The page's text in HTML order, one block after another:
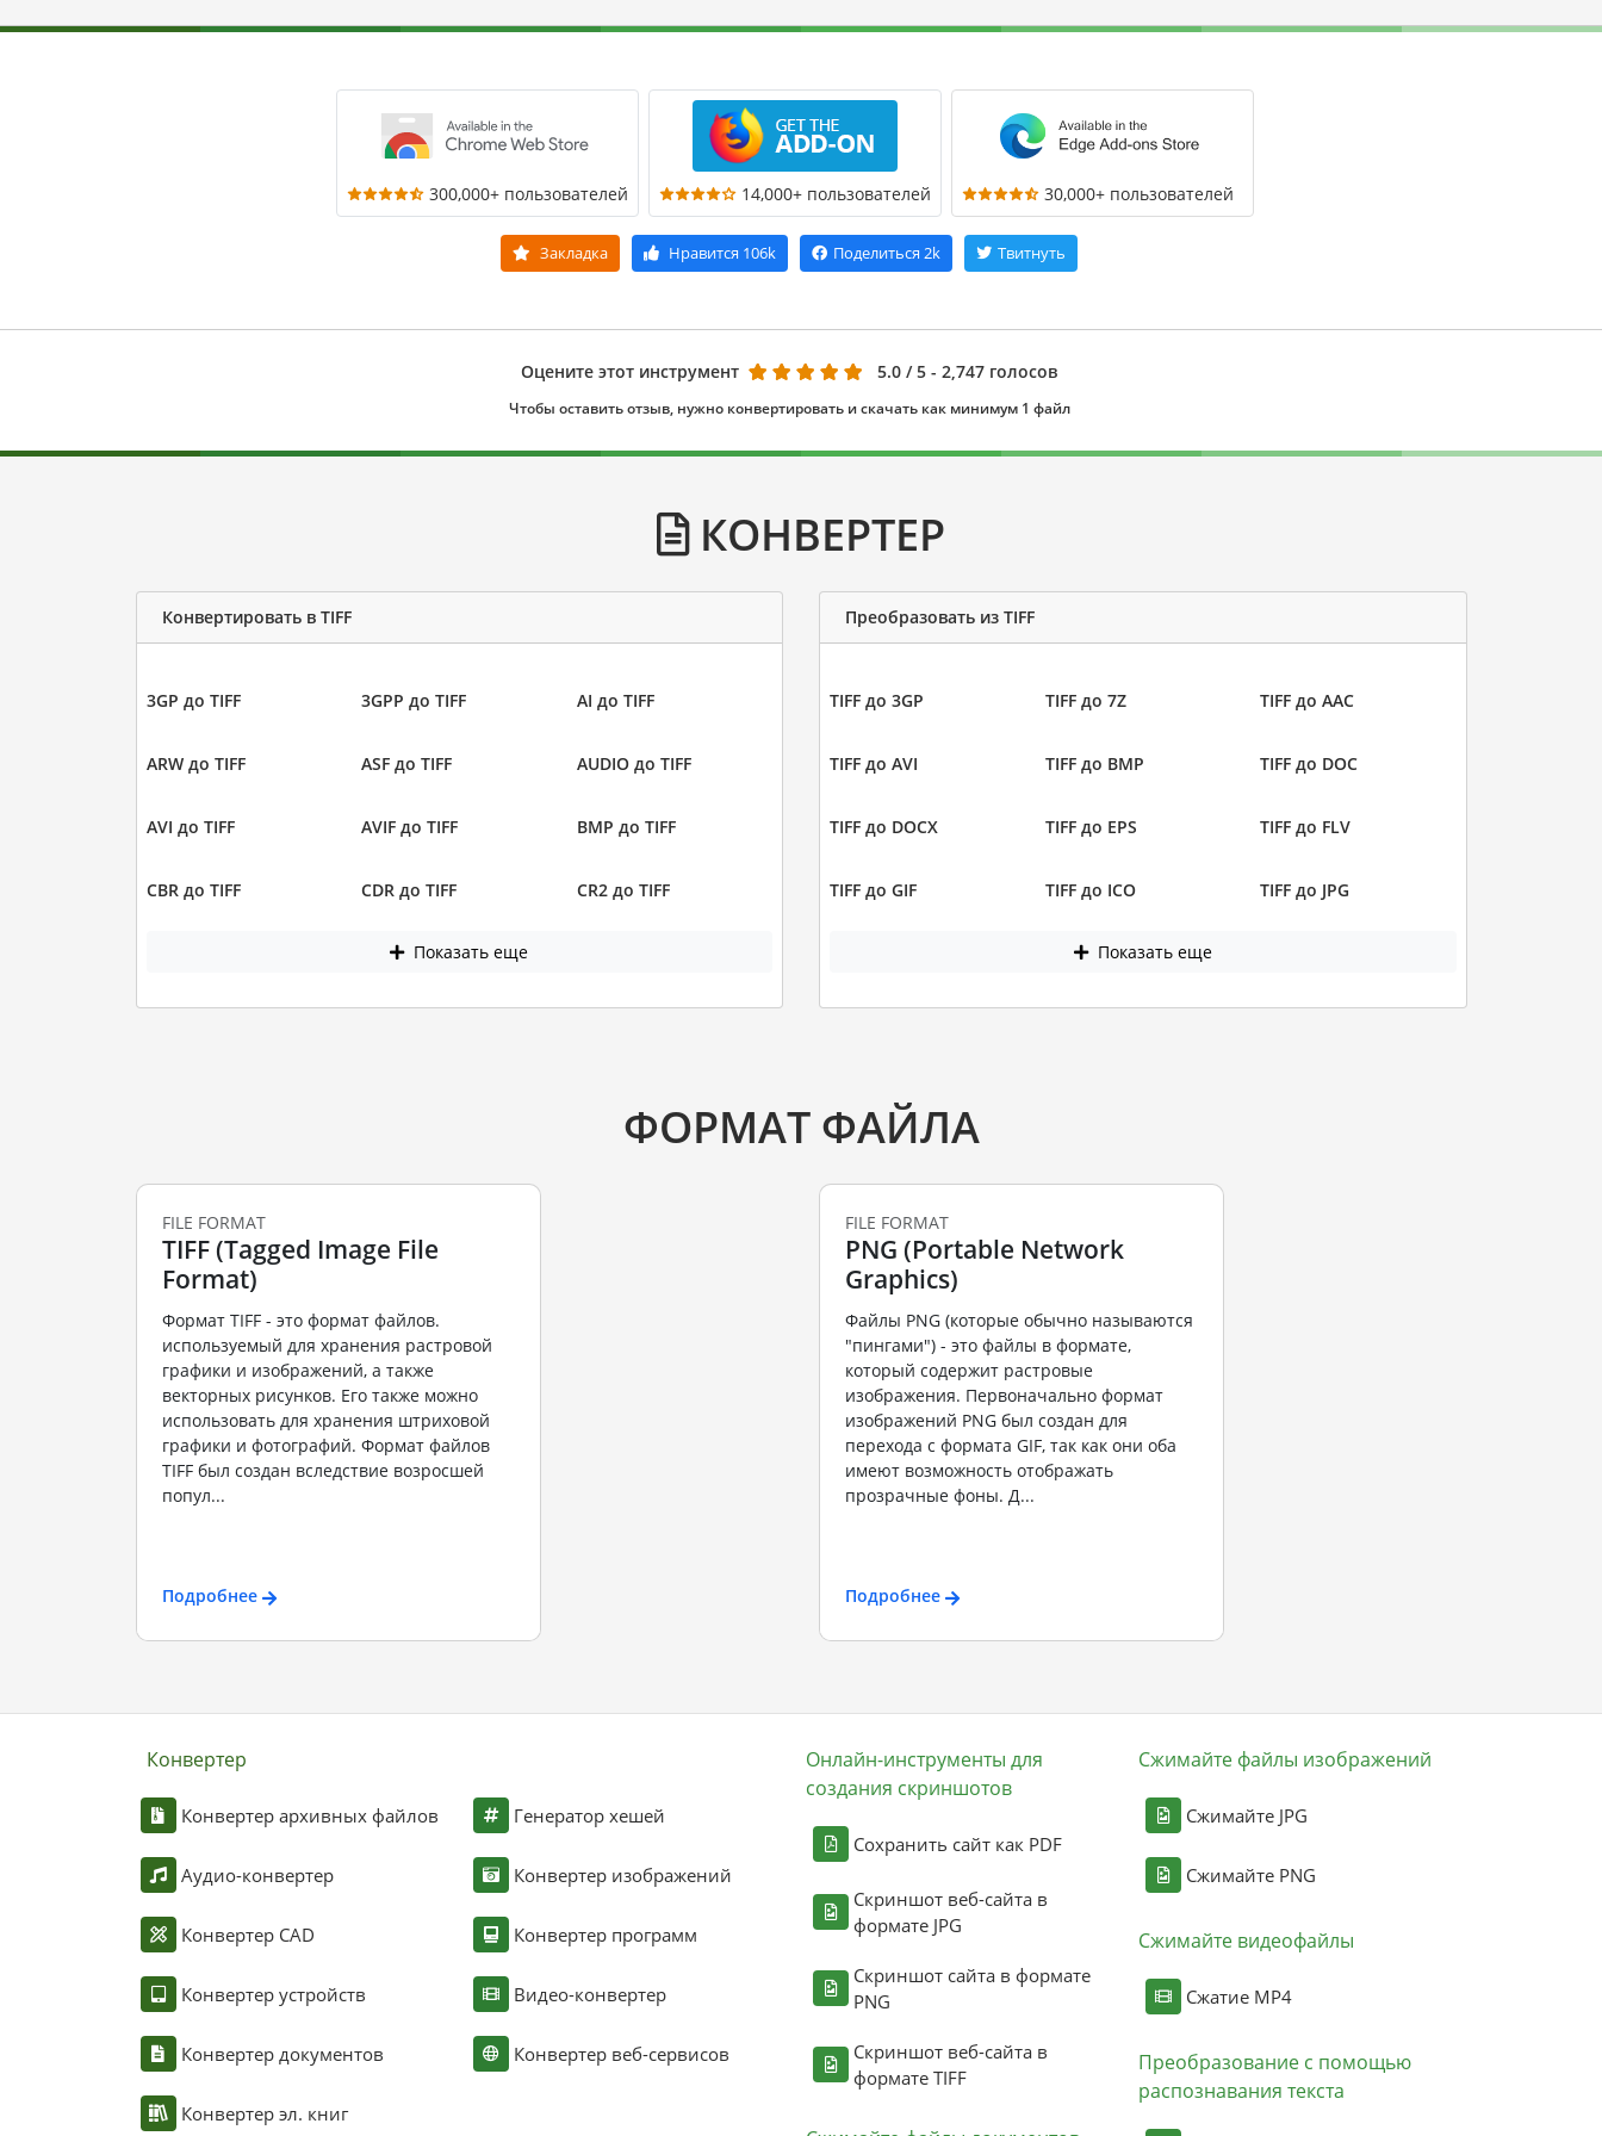
300,000+ пользователей 14,000+ пользователей 30,000+ пользователей
Закладка Нравится 106k Поделиться 2k Твитнуть
Оцените этот инструмент 5.0 / 5 - 2,747 голосов
Чтобы оставить отзыв, нужно конвертировать и скачать как минимум 1 файл
КОНВЕРТЕР
Конвертировать в TIFF
3GP до TIFF 3GPP до TIFF AI до TIFF
ARW до TIFF ASF до TIFF AUDIO до TIFF
AVI до TIFF AVIF до TIFF BMP до TIFF
CBR до TIFF CDR до TIFF CR2 до TIFF
Показать еще
Преобразовать из TIFF
TIFF до 3GP TIFF до 7Z TIFF до AAC
TIFF до AVI TIFF до BMP TIFF до DOC
TIFF до DOCX TIFF до EPS TIFF до FLV
TIFF до GIF TIFF до ICO TIFF до JPG
Показать еще
ФОРМАТ ФАЙЛА
FILE FORMAT
TIFF (Tagged Image File
Format)
Формат TIFF - это формат файлов.
используемый для хранения растровой
графики и изображений, а также
векторных рисунков. Его также можно
использовать для хранения штриховой
графики и фотографий. Формат файлов
TIFF был создан вследствие возросшей
попул...
Подробнее
FILE FORMAT
PNG (Portable Network
Graphics)
Файлы PNG (которые обычно называются
"пингами") - это файлы в формате,
который содержит растровые
изображения. Первоначально формат
изображений PNG был создан для
перехода с формата GIF, так как они оба
имеют возможность отображать
прозрачные фоны. Д...
Подробнее
Конвертер
Конвертер архивных файлов
Аудио-конвертер
Конвертер CAD
Конвертер устройств
Конвертер документов
Конвертер эл. книг
Генератор хешей
Конвертер изображений
Конвертер программ
Видео-конвертер
Конвертер веб-сервисов
Онлайн-инструменты для
создания скриншотов
Сохранить сайт как PDF
Скриншот веб-сайта в
формате JPG
Скриншот сайта в формате
PNG
Скриншот веб-сайта в
формате TIFF
Сжимайте файлы изображений
Сжимайте JPG
Сжимайте PNG
Сжимайте видеофайлы
Сжатие MP4
Преобразование с помощью
распознавания текста